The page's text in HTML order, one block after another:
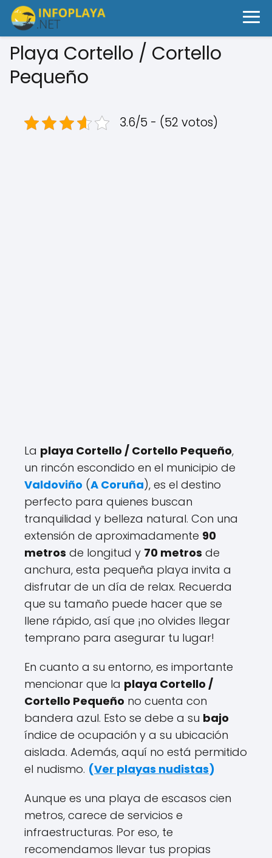
Playa Cortello / Cortello
Pequeño
3.6/5 - (52 votos)
La playa Cortello / Cortello Pequeño,
un rincón escondido en el municipio de
Valdoviño (A Coruña), es el destino
perfecto para quienes buscan
tranquilidad y belleza natural. Con una
extensión de aproximadamente 90
metros de longitud y 70 metros de
anchura, esta pequeña playa invita a
disfrutar de un día de relax. Recuerda
que su tamaño puede hacer que se
llene rápido, así que ¡no olvides llegar
temprano para asegurar tu lugar!
En cuanto a su entorno, es importante
mencionar que la playa Cortello /
Cortello Pequeño no cuenta con
bandera azul. Esto se debe a su bajo
índice de ocupación y a su ubicación
aislada. Además, aquí no está permitido
el nudismo. (Ver playas nudistas)
Aunque es una playa de escasos cien
metros, carece de servicios e
infraestructuras. Por eso, te
recomendamos llevar tus propias